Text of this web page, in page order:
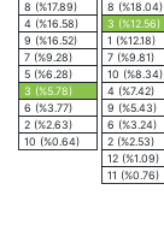
8 (%17.89)
4 (%16.58)
9 (%16.52)
7 (%9.28)
5 (%6.28)
3 (%5.78)
6 (%3.77)
2 (%2.63)
10 (%0.64)
8 (%18.04)
3 (%12.56)
1 (%12.18)
7 (%9.81)
10 (%8.34)
4 (%7.42)
9 (%5.43)
6 (%3.24)
2 (%2.53)
12 (%1.09)
11 (%0.76)